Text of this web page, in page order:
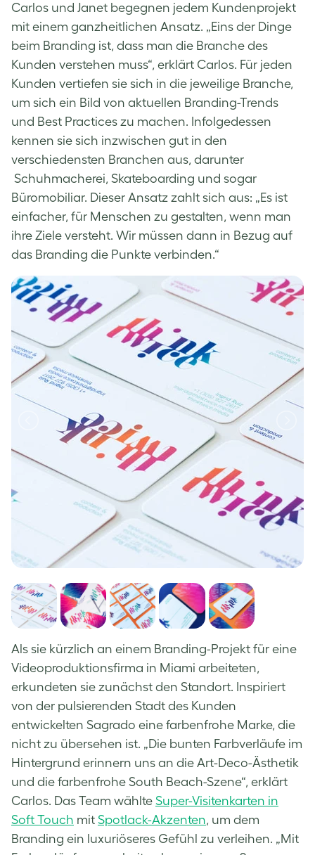
Carlos und Janet begegnen jedem Kundenprojekt
mit einem ganzheitlichen Ansatz. „Eins der Dinge
beim Branding ist, dass man die Branche des
Kunden verstehen muss“, erklärt Carlos. Für jeden
Kunden vertiefen sie sich in die jeweilige Branche,
um sich ein Bild von aktuellen Branding-Trends
und Best Practices zu machen. Infolgedessen
kennen sie sich inzwischen gut in den
verschiedensten Branchen aus, darunter
Schuhmacherei, Skateboarding und sogar
Büromobiliar. Dieser Ansatz zahlt sich aus: „Es ist
einfacher, für Menschen zu gestalten, wenn man
ihre Ziele versteht. Wir müssen dann in Bezug auf
das Branding die Punkte verbinden.“
Als sie kürzlich an einem Branding-Projekt für eine
Videoproduktionsfirma in Miami arbeiteten,
erkundeten sie zunächst den Standort. Inspiriert
von der pulsierenden Stadt des Kunden
entwickelten Sagrado eine farbenfrohe Marke, die
nicht zu übersehen ist. „Die bunten Farbverläufe im
Hintergrund erinnern uns an die Art-Deco-Ästhetik
und die farbenfrohe South Beach-Szene“, erklärt
Carlos. Das Team wählte Super-Visitenkarten in
Soft Touch mit Spotlack-Akzenten, um dem
Branding ein luxuriöseres Gefühl zu verleihen. „Mit